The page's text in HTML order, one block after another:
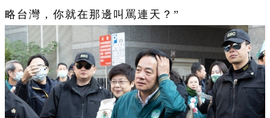
略台灣，你就在那邊叫罵連天？”